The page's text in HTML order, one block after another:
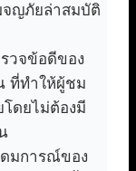
จญภัยล่าสมบัติ
วจข้อดีของ
ที่ทำให้ผู้ชม
โดยไม่ต้องมี
มการณ์ของ